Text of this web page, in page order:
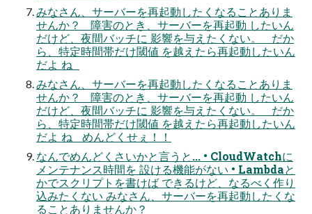
みなさん、サーバーを再起動したくなることありま
せんか？ 障害のとき、サーバーを再起動 したいん
だけど、夜間バッチに 影響を与えたくない。 だか
ら、特定時間帯だけ閾値 を越えたら再起動したいん
だよ ね
みなさん、サーバーを再起動したくなることありま
せんか？ 障害のとき、サーバーを再起動 したいん
だけど、夜間バッチに 影響を与えたくない。 だか
ら、特定時間帯だけ閾値 を越えたら再起動したいん
だよ ね めんどくせぇ！！
なんでめんどくさいかと言うと... • CloudWatchに
メンテナンス時間を 設ける機能がない • Lambdaと
かでスクリプトを書けば できるけど、なるべく作り
込みたくない みなさん、サーバーを再起動したくな
ることありませんか？